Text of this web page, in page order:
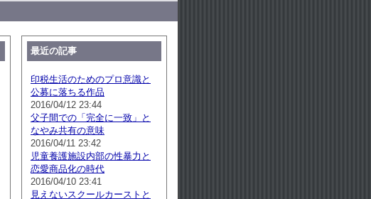
最近の記事
印税生活のためのプロ意識と
公募に落ちる作品
2016/04/12 23:44
父子間での「完全に一致」と
なやみ共有の意味
2016/04/11 23:42
児童養護施設内部の性暴力と
恋愛商品化の時代
2016/04/10 23:41
見えないスクールカーストと